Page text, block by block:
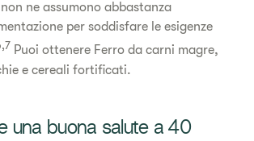
ne assumono abbastanza
per soddisfare le esigenze
Puoi ottenere Ferro da carni magre,
e cereali fortificati.
una buona salute a 40